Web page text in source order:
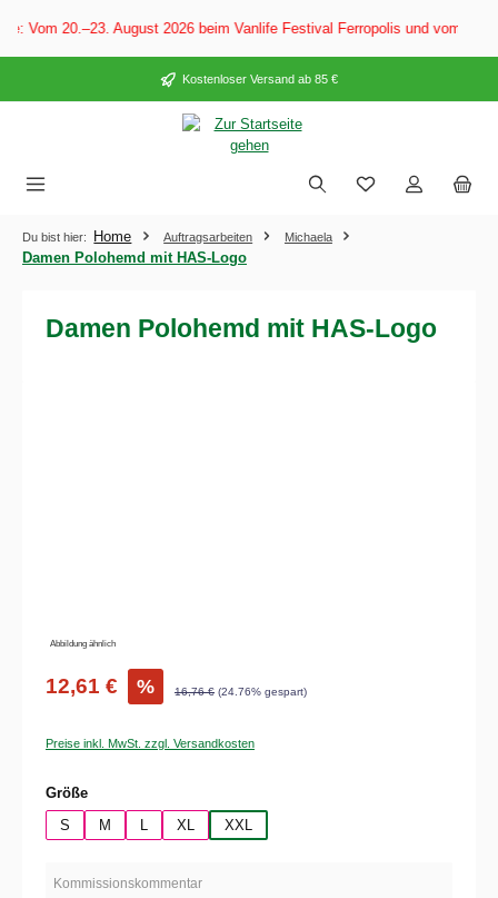
springen
20.–23. August 2026 beim Vanlife Festival Ferropolis und vom 28.
Kostenloser Versand ab 85 €
Du bist hier: Home Auftragsarbeiten Michaela
Damen Polohemd mit HAS-Logo
Damen Polohemd mit HAS-Logo
Abbildung ähnlich
12,61 € % 16,76 € (24.76% gespart)
Preise inkl. MwSt. zzgl. Versandkosten
Größeauswählen
S
M XL XXL